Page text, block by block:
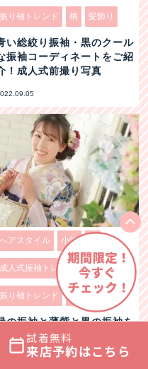
振り袖トレンド 柄 髪飾り
い総絞り振袖・黒のクール
振袖コーディネートをご紹
！成人式前撮り写真
へアスタイル 小物
成人式振袖トレンド情報
振り袖トレンド 柄 髪飾り
の振袖と薄紫と黒の振袖を
お召しのお嬢様♥梅・牡丹や
鶴の柄で
試着無料
来店予約はこちら